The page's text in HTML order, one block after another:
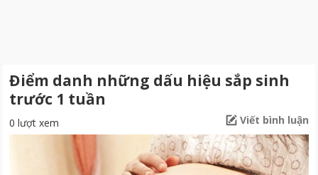
Điểm danh những dấu hiệu sắp sinh
trước 1 tuần
0 lượt xem Viết bình luận